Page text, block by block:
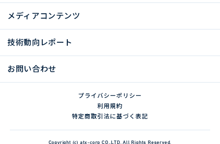
メディアコンテンツ
技術動向レポート
お問い合わせ
プライバシーポリシー
利用規約
特定商取引法に基づく表記
Copyright (c) atx-corp CO.,LTD. All Rights Reserved.